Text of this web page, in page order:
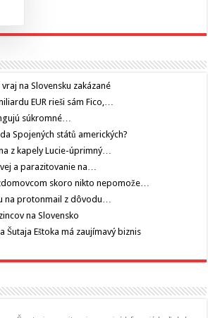
na Slovensku zakázané
EUR rieši sám Fico,…
súkromné…
Spojených států amerických?
z kapely Lucie-úprimný…
a parazitovanie na…
skoro nikto nepomože…
na protonmail z dôvodu…
na Slovensko
Šutaja Eštoka má zaujímavý biznis